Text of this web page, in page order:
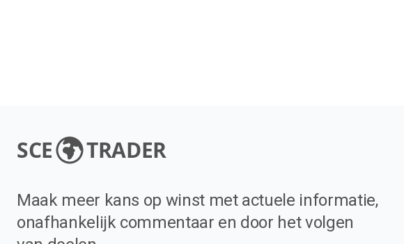
SCE TRADER
Maak meer kans op winst met actuele informatie,
onafhankelijk commentaar en door het volgen